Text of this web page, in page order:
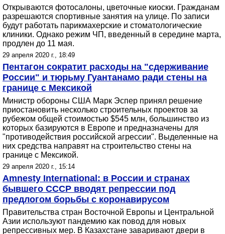
Открываются фотосалоны, цветочные киоски. Гражданам
разрешаются спортивные занятия на улице. По записи
будут работать парикмахерские и стоматологические
клиники. Однако режим ЧП, введенный в середине марта,
продлен до 11 мая.
29 апреля 2020 г., 18:49
Пентагон сократит расходы на "сдерживание
России" и тюрьму Гуантанамо ради стены на
границе с Мексикой
Министр обороны США Марк Эспер принял решение
приостановить несколько строительных проектов за
рубежом общей стоимостью $545 млн, большинство из
которых базируются в Европе и предназначены для
"противодействия российской агрессии". Выделенные на
них средства направят на строительство стены на
границе с Мексикой.
29 апреля 2020 г., 15:14
Amnesty International: в России и странах
бывшего СССР вводят репрессии под
предлогом борьбы с коронавирусом
Правительства стран Восточной Европы и Центральной
Азии используют пандемию как повод для новых
репрессивных мер. В Казахстане заваривают двери в